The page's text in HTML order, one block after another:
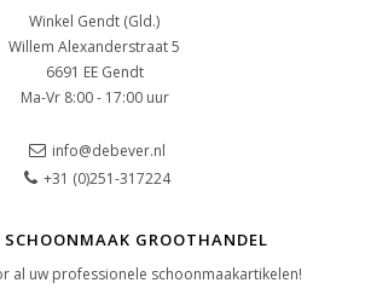
Winkel Gendt (Gld.)
Willem Alexanderstraat 5
6691 EE Gendt
Ma-Vr 8:00 - 17:00 uur
info@debever.nl
+31 (0)251-317224
SCHOONMAAK GROOTHANDEL
al uw professionele schoonmaakartikelen!